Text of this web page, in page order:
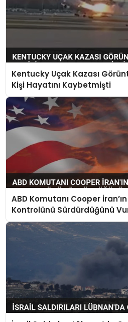
Kentucky Uçak Kazası
Kişi Hayatını Kaybetmişti
ABD Komutanı Cooper
Kontrolünü Sürdürdüğünü